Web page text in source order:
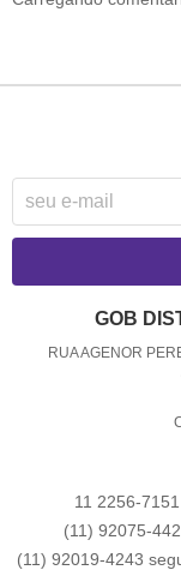
GOB
RUA AGENOR
11 2256-
(11) 92075-
(11) 92019-4243